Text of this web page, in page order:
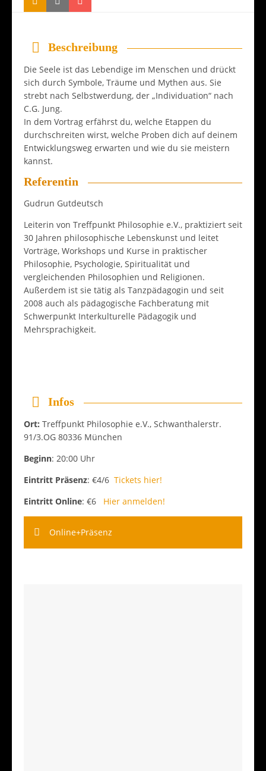
Beschreibung
Die Seele ist das Lebendige im Menschen und drückt
sich durch Symbole, Träume und Mythen aus. Sie
strebt nach Selbstwerdung, der „Individuation“ nach
C.G. Jung.
In dem Vortrag erfährst du, welche Etappen du
durchschreiten wirst, welche Proben dich auf deinem
Entwicklungsweg erwarten und wie du sie meistern
kannst.
Referentin
Gudrun Gutdeutsch
Leiterin von Treffpunkt Philosophie e.V., praktiziert seit
30 Jahren philosophische Lebenskunst und leitet
Vorträge, Workshops und Kurse in praktischer
Philosophie, Psychologie, Spiritualität und
vergleichenden Philosophien und Religionen.
Außerdem ist sie tätig als Tanzpädagogin und seit
2008 auch als pädagogische Fachberatung mit
Schwerpunkt Interkulturelle Pädagogik und
Mehrsprachigkeit.
Infos
Ort: Treffpunkt Philosophie e.V., Schwanthalerstr.
91/3.OG 80336 München
Beginn: 20:00 Uhr
Eintritt Präsenz: €4/6 Tickets hier!
Eintritt Online: €6 Hier anmelden!
Online+Präsenz